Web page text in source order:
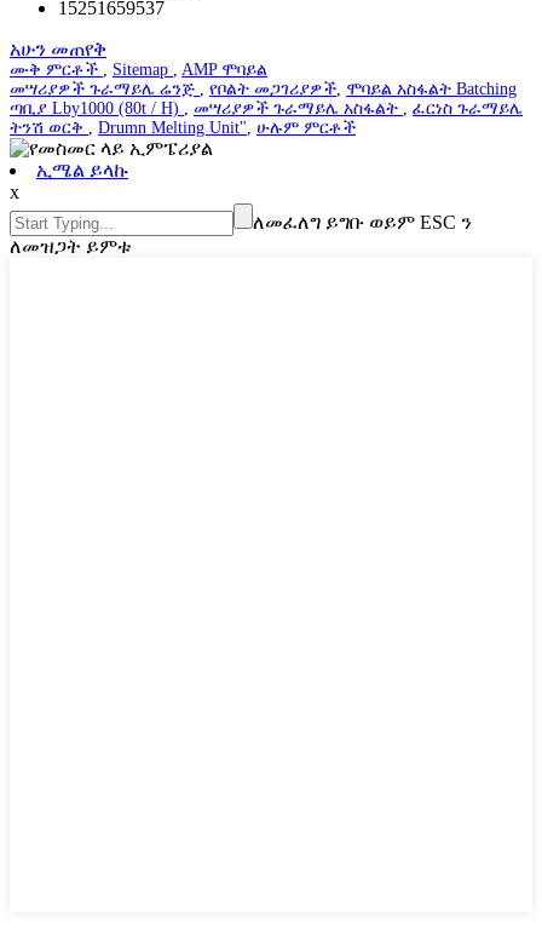
15251659537
አሁን መጠየቅ
ሙቅ ምርቶች , Sitemap , AMP ሞባይል
መሣሪያዎች ጉራማይሌ ሬንጅ , የቦልት መጋገሪያዎች, ሞባይል አስፋልት Batching
ጣቢያ Lby1000 (80t / H) , መሣሪያዎች ጉራማይሌ አስፋልት , ፈርነስ ጉራማይሌ
ትንሽ ወርቅ , Drumn Melting Unit", ሁሉም ምርቶች
ኢሜል ይላኩ
x
ለመፈለግ ይግቡ ወይም ESC ን
ለመዝጋት ይምቱ